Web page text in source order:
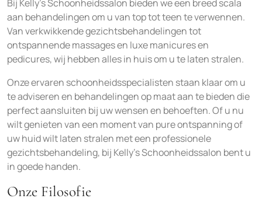
Bij Kelly’s Schoonheidssalon bieden we een breed scala
aan behandelingen om u van top tot teen te verwennen.
Van verkwikkende gezichtsbehandelingen tot
ontspannende massages en luxe manicures en
pedicures, wij hebben alles in huis om u te laten stralen.
Onze ervaren schoonheidsspecialisten staan klaar om u
te adviseren en behandelingen op maat aan te bieden die
perfect aansluiten bij uw wensen en behoeften. Of u nu
wilt genieten van een moment van pure ontspanning of
uw huid wilt laten stralen met een professionele
gezichtsbehandeling, bij Kelly’s Schoonheidssalon bent u
in goede handen.
Onze Filosofie